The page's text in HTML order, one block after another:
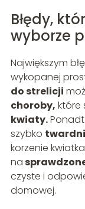
Błędy,
wyborze
Największym
wykopanej
do strelicji
choroby, które
kwiaty.
szybko
korzenie
na
czyste i
domowej.